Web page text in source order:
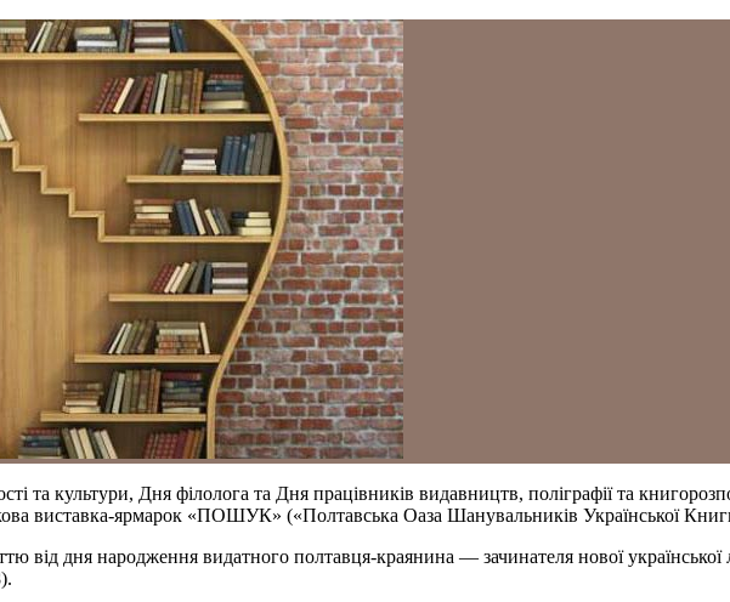
та культури, Дня філолога та Дня працівників видавництв, поліграфії та
виставка-ярмарок «ПОШУК» («Полтавська Оаза Шанувальників Української
дня народження видатного полтавця-краянина — зачинателя нової української